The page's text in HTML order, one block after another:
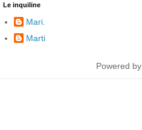
Le inquiline
Mari.
Marti
Powered by